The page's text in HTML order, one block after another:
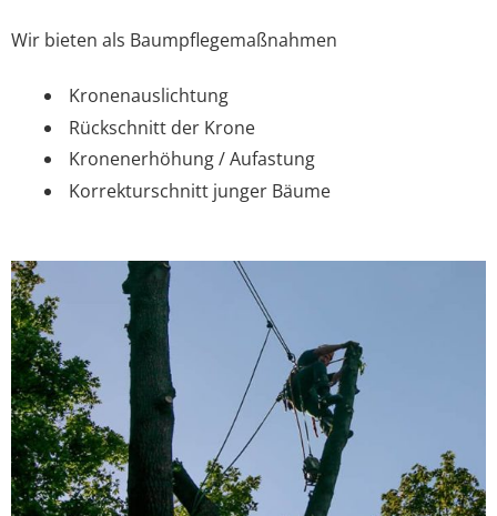
Wir bieten als Baumpflegemaßnahmen
Kronenauslichtung
Rückschnitt der Krone
Kronenerhöhung / Aufastung
Korrekturschnitt junger Bäume